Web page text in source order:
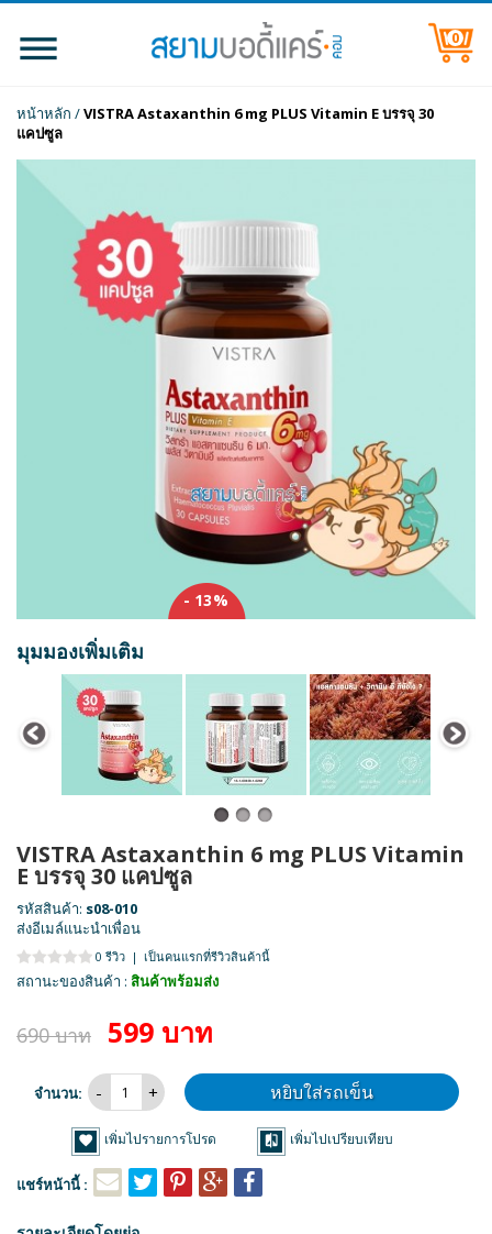
0
หน้าหลัก /VISTRA Astaxanthin 6 mg PLUS Vitamin E บรรจุ 30
แคปซูล
- 13%
มุมมองเพิ่มเติม
VISTRA Astaxanthin 6 mg PLUS Vitamin
E บรรจุ 30 แคปซูล
รหัสสินค้า: s08-010
ส่งอีเมล์แนะนำเพื่อน
0 รีวิว | เป็นคนแรกที่รีวิวสินค้านี้
สถานะของสินค้า : สินค้าพร้อมส่ง
690 บาท 599 บาท
จำนวน: หยิบใส่รถเข็น
เพิ่มไปรายการโปรด เพิ่มไปเปรียบเทียบ
แชร์หน้านี้ :